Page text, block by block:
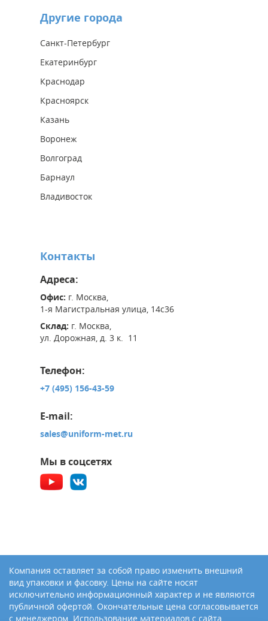
Другие города
Санкт-Петербург
Екатеринбург
Краснодар
Красноярск
Казань
Воронеж
Волгоград
Барнаул
Владивосток
Контакты
Адреса:
Офис: г. Москва,
1-я Магистральная улица, 14с36
Склад: г. Москва,
ул. Дорожная, д. 3 к. 11
Телефон:
+7 (495) 156-43-59
E-mail:
sales@uniform-met.ru
Мы в соцсетях
Компания оставляет за собой право изменить внешний
вид упаковки и фасовку. Цены на сайте носят
исключительно информационный характер и не являются
публичной офертой. Окончательные цена согласовывается
с менеджером. Использование материалов с сайта